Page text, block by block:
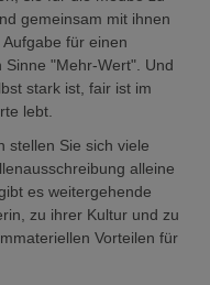
gemeinsam mit ihnen
für einen
"Mehr-Wert". Und
stark ist, fair ist im
lebt.
stellen Sie sich viele
alleine
es weitergehende
zu ihrer Kultur und zu
Vorteilen für